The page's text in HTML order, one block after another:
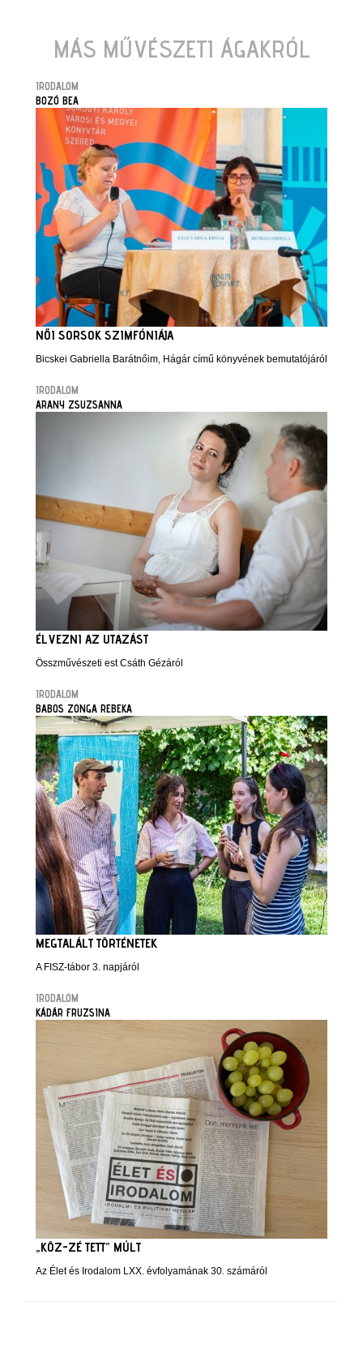
MÁS MŰVÉSZETI ÁGAKRÓL
IRODALOM
BOZÓ BEA
NŐI SORSOK SZIMFÓNIÁJA
Bicskei Gabriella Barátnőim, Hágár című könyvének bemutatójáról
IRODALOM
ARANY ZSUZSANNA
ÉLVEZNI AZ UTAZÁST
Összművészeti est Csáth Gézáról
IRODALOM
BABOS ZONGA REBEKA
MEGTALÁLT TÖRTÉNETEK
A FISZ-tábor 3. napjáról
IRODALOM
KÁDÁR FRUZSINA
„KÖZ-ZÉ TETT” MÚLT
Az Élet és Irodalom LXX. évfolyamának 30. számáról